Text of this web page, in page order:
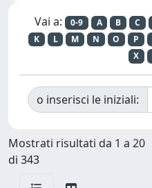
Vai a: 0-9 A B C
K
L M N O P
X
o inserisci le iniziali:
Mostrati risultati da 1 a 20
di 343